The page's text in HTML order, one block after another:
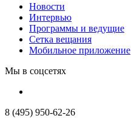
Новости
Интервью
Программы и ведущие
Сетка вещания
Мобильное приложение
Мы в соцсетях
8 (495) 950-62-26